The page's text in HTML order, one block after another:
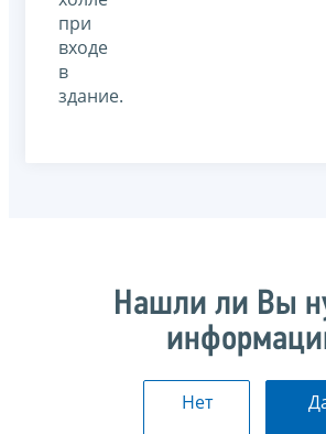
при
входе
в
здание.
Нашли ли Вы
Нет